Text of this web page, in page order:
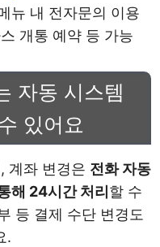
뉴 내 전자문의 이용
개통 예약 등 가능
자동 시스템
있어요
계좌 변경은 전화 자동
해 24시간 처리 할 수
등 결제 수단 변경도
.